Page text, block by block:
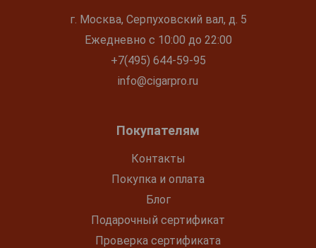
г. Москва, Серпуховский вал, д. 5
Ежедневно с 10:00 до 22:00
+7(495) 644-59-95
info@cigarpro.ru
Покупателям
Контакты
Покупка и оплата
Блог
Подарочный сертификат
Проверка сертификата